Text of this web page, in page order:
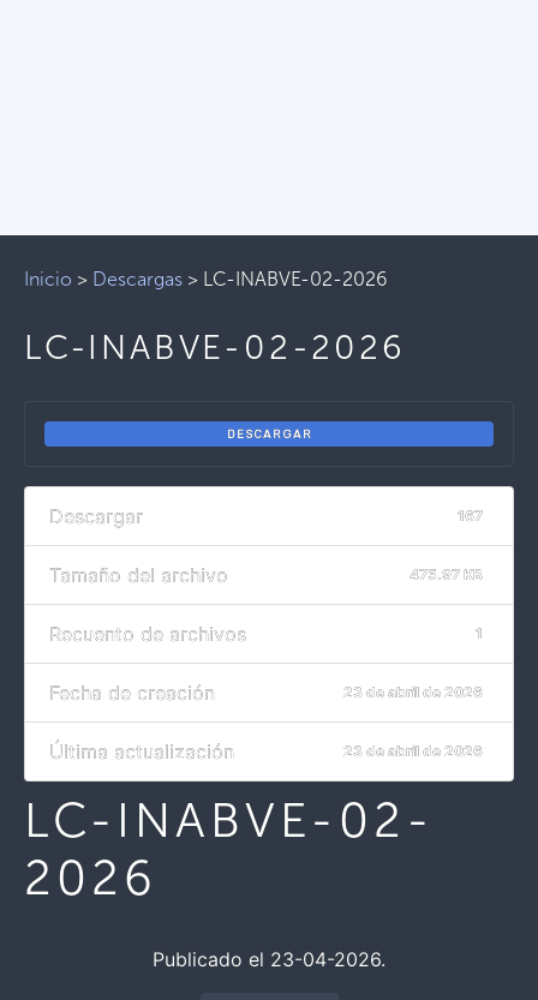
Inicio > Descargas > LC-INABVE-02-2026
LC-INABVE-02-2026
DESCARGAR
Descargar 167
Tamaño del archivo 475.97 KB
Recuento de archivos 1
Fecha de creación 23 de abril de 2026
Última actualización 23 de abril de 2026
LC-INABVE-02-
2026
Publicado el 23-04-2026.